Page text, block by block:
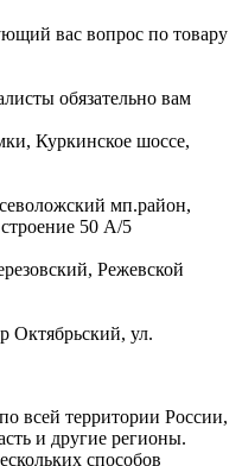
вас вопрос по товару
обязательно вам
Куркинское шоссе,
мп.район,
50 А/5
Режевской
Октябрьский, ул.
всей территории России,
и другие регионы.
способов